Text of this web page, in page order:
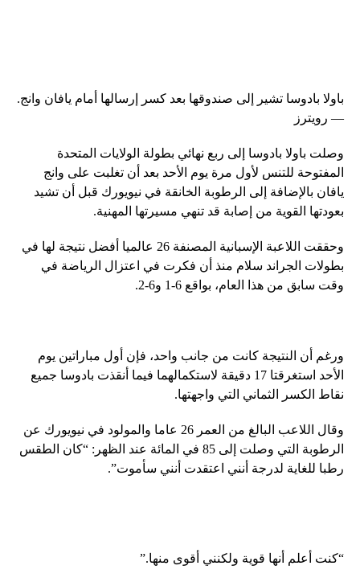
باولا بادوسا تشير إلى صندوقها بعد كسر إرسالها أمام يافان وانج.
— رويترز
وصلت باولا بادوسا إلى ربع نهائي بطولة الولايات المتحدة
المفتوحة للتنس لأول مرة يوم الأحد بعد أن تغلبت على وانج
يافان بالإضافة إلى الرطوبة الخانقة في نيويورك قبل أن تشيد
بعودتها القوية من إصابة قد تنهي مسيرتها المهنية.
وحققت اللاعبة الإسبانية المصنفة 26 عالميا أفضل نتيجة لها في
بطولات الجراند سلام منذ أن فكرت في اعتزال الرياضة في
وقت سابق من هذا العام، بواقع 6-1 و6-2.
ورغم أن النتيجة كانت من جانب واحد، فإن أول مباراتين يوم
الأحد استغرقتا 17 دقيقة لاستكمالهما فيما أنقذت بادوسا جميع
نقاط الكسر الثماني التي واجهتها.
وقال اللاعب البالغ من العمر 26 عاما والمولود في نيويورك عن
الرطوبة التي وصلت إلى 85 في المائة عند الظهر: “كان الطقس
رطبا للغاية لدرجة أنني اعتقدت أنني سأموت”.
“كنت أعلم أنها قوية ولكنني أقوى منها.”